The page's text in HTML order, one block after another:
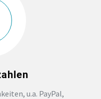
u.a. PayPal,